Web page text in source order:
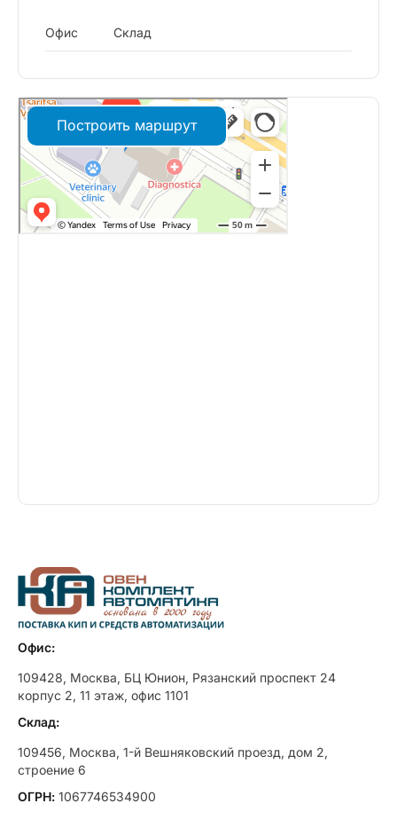
Офис Склад
Построить маршрут
Офис:
109428, Москва, БЦ Юнион, Рязанский проспект 24
корпус 2, 11 этаж, офис 1101
Склад:
109456, Москва, 1-й Вешняковский проезд, дом 2,
строение 6
ОГРН: 1067746534900